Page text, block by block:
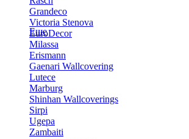
Grandeco
Victoria Stenova
EuroDecor
Milassa
Erismann
Gaenari Wallcovering
Lutece
Marburg
Shinhan Wallcoverings
Sirpi
Ugepa
Zambaiti
Еще